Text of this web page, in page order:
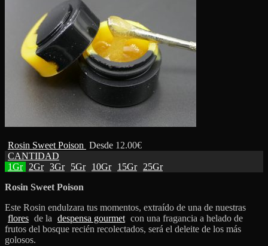
Rosin Sweet Poison Desde 12.00€
CANTIDAD
1Gr 2Gr 3Gr 5Gr 10Gr 15Gr 25Gr
Rosin Sweet Poison
Este Rosin endulzara tus momentos, extraído de una de nuestras
flores de la despensa gourmet con una fragancia a helado de
frutos del bosque recién recolectados, será el deleite de los más
golosos.